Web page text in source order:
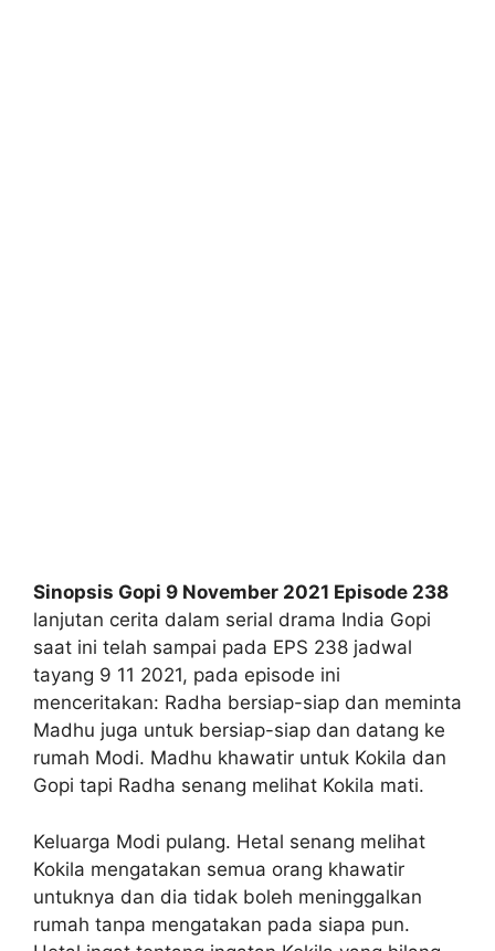
Sinopsis Gopi 9 November 2021 Episode 238
lanjutan cerita dalam serial drama India Gopi
saat ini telah sampai pada EPS 238 jadwal
tayang 9 11 2021, pada episode ini
menceritakan: Radha bersiap-siap dan meminta
Madhu juga untuk bersiap-siap dan datang ke
rumah Modi. Madhu khawatir untuk Kokila dan
Gopi tapi Radha senang melihat Kokila mati.
Keluarga Modi pulang. Hetal senang melihat
Kokila mengatakan semua orang khawatir
untuknya dan dia tidak boleh meninggalkan
rumah tanpa mengatakan pada siapa pun.